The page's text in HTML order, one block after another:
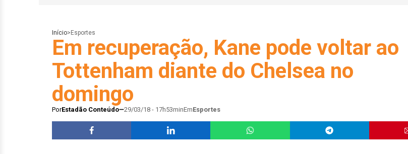
Início> Esportes
Em recuperação, Kane pode voltar ao
Tottenham diante do Chelsea no
domingo
PorEstadão Conteúdo 29/03/18 - 17h53minEmEsportes